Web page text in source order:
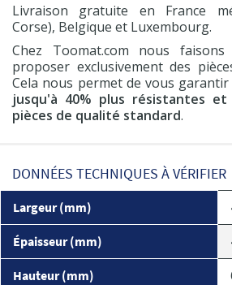
Livraison gratuite en France
Corse), Belgique et Luxembourg.
Chez Toomat.com nous
proposer exclusivement des
Cela nous permet de vous garantir
jusqu'à 40% plus résistantes
pièces de qualité standard.
DONNÉES TECHNIQUES À VÉRIFIER
Largeur (mm)
Épaisseur (mm)
Hauteur (mm)